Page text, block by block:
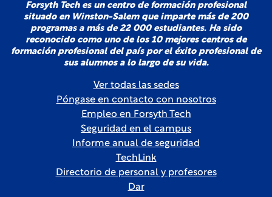
Forsyth Tech es un centro de formación profesional
situado en Winston-Salem que imparte más de 200
programas a más de 22 000 estudiantes. Ha sido
reconocido como uno de los 10 mejores centros de
formación profesional del país por el éxito profesional de
sus alumnos a lo largo de su vida.
Ver todas las sedes
Póngase en contacto con nosotros
Empleo en Forsyth Tech
Seguridad en el campus
Informe anual de seguridad
TechLink
Directorio de personal y profesores
Dar